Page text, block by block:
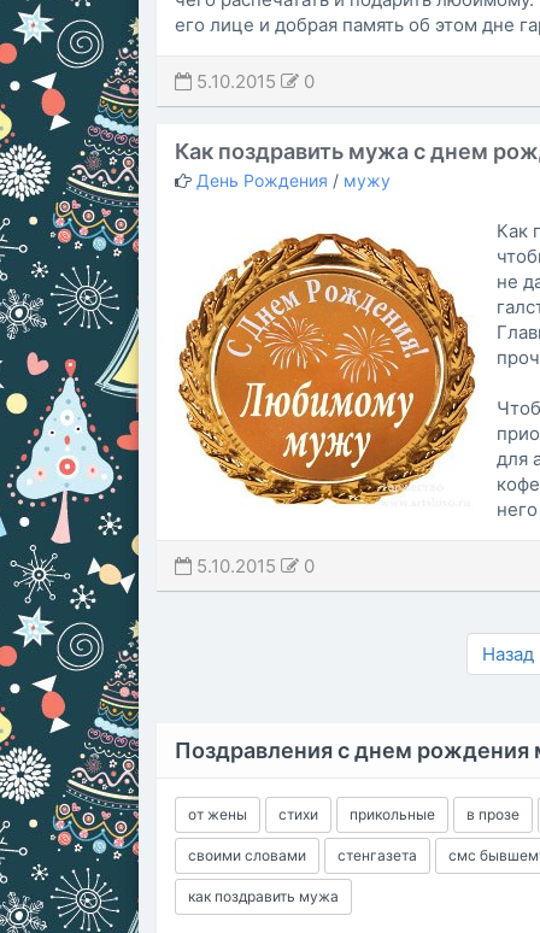
его лице и добрая память об этом дне
5.10.2015 0
Как поздравить мужа с днем
День Рождения / мужу
Как
не
для
5.10.2015 0
Назад
Поздравления с днем рождения
от жены стихи прикольные в прозе
своими словами стенгазета смс
как поздравить мужа